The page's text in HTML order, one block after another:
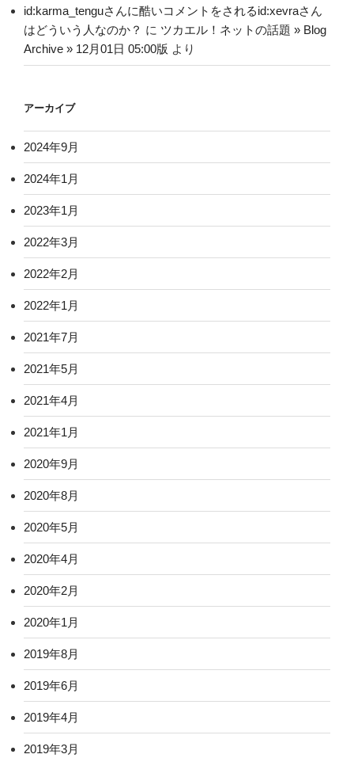
id:karma_tenguさんに酷いコメントをされるid:xevraさん
はどういう人なのか？ に ツカエル！ネットの話題 » Blog
Archive » 12月01日 05:00版 より
アーカイブ
2024年9月
2024年1月
2023年1月
2022年3月
2022年2月
2022年1月
2021年7月
2021年5月
2021年4月
2021年1月
2020年9月
2020年8月
2020年5月
2020年4月
2020年2月
2020年1月
2019年8月
2019年6月
2019年4月
2019年3月